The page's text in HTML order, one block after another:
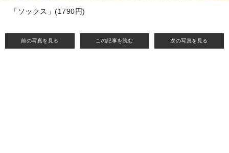
前の写真を見る この記事を読む 次の写真を見る
「ソックス」(1790円)